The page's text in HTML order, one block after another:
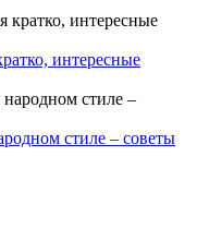
интересные
стиле – советы